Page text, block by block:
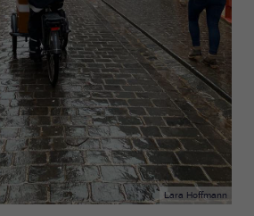
Lara Hoffmann